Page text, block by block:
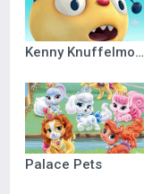
Kenny Knuffelmonster
Palace Pets